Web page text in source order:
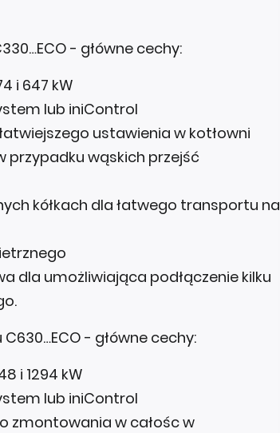
- główne cechy:
i 647 kW
lub iniControl
ustawienia w kotłowni
przypadku wąskich przejść
kółkach dla łatwego transportu na
dla umożliwiająca podłączenie kilku
- główne cechy:
i 1294 kW
lub iniControl
zmontowania w całośc w